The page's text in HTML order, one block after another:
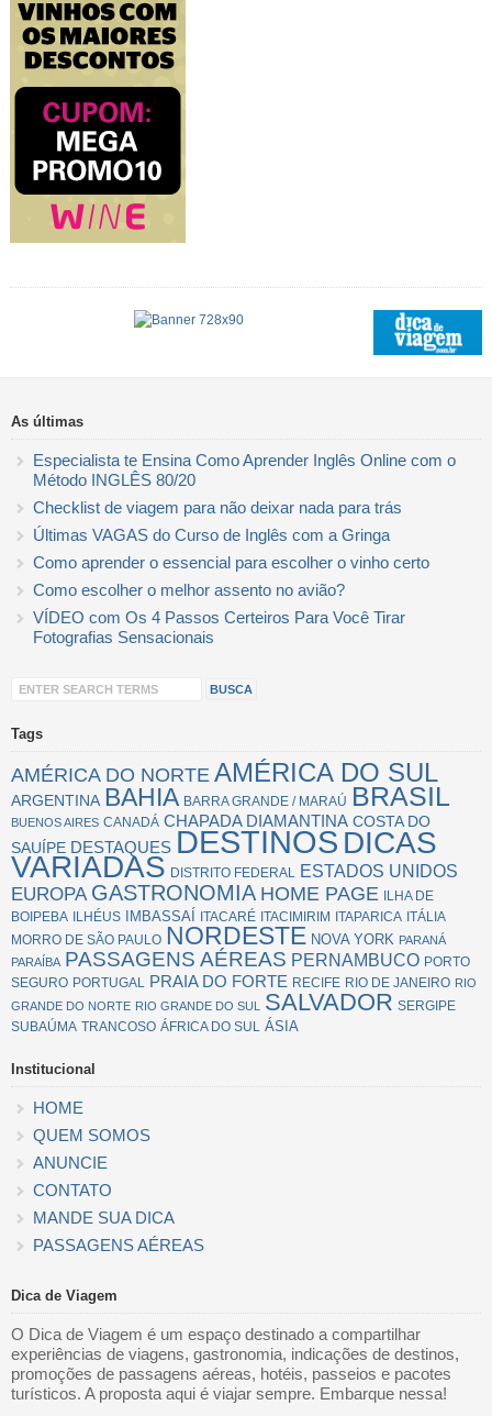
As últimas
Especialista te Ensina Como Aprender Inglês Online com o
Método INGLÊS 80/20
Checklist de viagem para não deixar nada para trás
Últimas VAGAS do Curso de Inglês com a Gringa
Como aprender o essencial para escolher o vinho certo
Como escolher o melhor assento no avião?
VÍDEO com Os 4 Passos Certeiros Para Você Tirar
Fotografias Sensacionais
Tags
AMÉRICA DO NORTE AMÉRICA DO SUL
ARGENTINA BAHIA BARRA GRANDE / MARAÚ BRASIL
BUENOS AIRES CANADÁ CHAPADA DIAMANTINA COSTA DO
SAUÍPE DESTAQUES DESTINOS DICAS
VARIADAS DISTRITO FEDERAL ESTADOS UNIDOS
EUROPA GASTRONOMIA HOME PAGE ILHA DE
BOIPEBA ILHÉUS IMBASSAÍ ITACARÉ ITACIMIRIM ITAPARICA ITÁLIA
MORRO DE SÃO PAULO NORDESTE NOVA YORK PARANÁ
PARAÍBA PASSAGENS AÉREAS PERNAMBUCO PORTO
SEGURO PORTUGAL PRAIA DO FORTE RECIFE RIO DE JANEIRO RIO
GRANDE DO NORTE RIO GRANDE DO SUL SALVADOR SERGIPE
SUBAÚMA TRANCOSO ÁFRICA DO SUL ÁSIA
Institucional
HOME
QUEM SOMOS
ANUNCIE
CONTATO
MANDE SUA DICA
PASSAGENS AÉREAS
Dica de Viagem
O Dica de Viagem é um espaço destinado a compartilhar
experiências de viagens, gastronomia, indicações de destinos,
promoções de passagens aéreas, hotéis, passeios e pacotes
turísticos. A proposta aqui é viajar sempre. Embarque nessa!